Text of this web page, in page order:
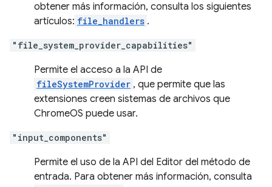
obtener más información, consulta los siguientes
artículos: file_handlers .
"file_system_provider_capabilities"
Permite el acceso a la API de
fileSystemProvider , que permite que las
extensiones creen sistemas de archivos que
ChromeOS puede usar.
"input_components"
Permite el uso de la API del Editor del método de
entrada. Para obtener más información, consulta